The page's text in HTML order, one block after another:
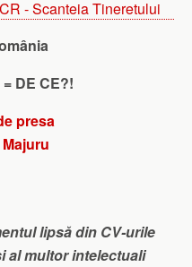
DE CE?!
presa
lipsă din CV-urile
al multor intelectuali